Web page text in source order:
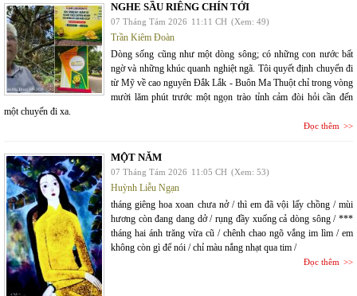
NGHE SẦU RIÊNG CHÍN TỚI
07 Tháng Tám 2026 11:11 CH (Xem: 49)
Trần Kiêm Đoàn
Dòng sống cũng như một dòng sông; có những con nước bất
ngờ và những khúc quanh nghiệt ngã. Tôi quyết định chuyến đi
từ Mỹ về cao nguyên Đắk Lắk - Buôn Ma Thuột chỉ trong vòng
mười lăm phút trước một ngọn trào tỉnh cảm đòi hỏi cần đến
một chuyến đi xa.
Đọc thêm
MỘT NĂM
07 Tháng Tám 2026 11:05 CH (Xem: 53)
Huỳnh Liễu Ngạn
tháng giêng hoa xoan chưa nở / thì em đã vội lấy chồng / mùi
hương còn đang dang dở / rụng đầy xuống cả dòng sông / ***
tháng hai ánh trăng vừa cũ / chênh chao ngõ vắng im lìm / em
không còn gì để nói / chỉ màu nắng nhạt qua tim /
Đọc thêm